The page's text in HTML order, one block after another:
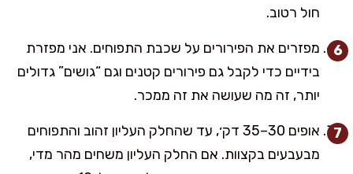
חול רטוב.
מפזרים את הפירורים על שכבת התפוחים. אני מפזרת
בידיים כדי לקבל גם פירורים קטנים וגם “גושים” גדולים
יותר, זה מה שעושה את זה ממכר.
אופים 30–35 דק׳, עד שהחלק העליון זהוב והתפוחים
מבעבעים בקצוות. אם החלק העליון משחים מהר מדי,